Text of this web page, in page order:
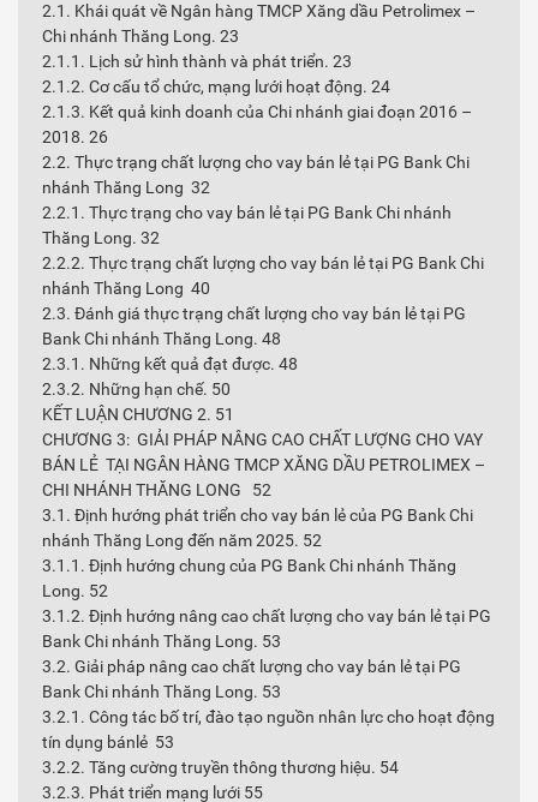
2.1. Khái quát về Ngân hàng TMCP Xăng dầu Petrolimex –
Chi nhánh Thăng Long. 23
2.1.1. Lịch sử hình thành và phát triển. 23
2.1.2. Cơ cấu tổ chức, mạng lưới hoạt động. 24
2.1.3. Kết quả kinh doanh của Chi nhánh giai đoạn 2016 –
2018. 26
2.2. Thực trạng chất lượng cho vay bán lẻ tại PG Bank Chi
nhánh Thăng Long 32
2.2.1. Thực trạng cho vay bán lẻ tại PG Bank Chi nhánh
Thăng Long. 32
2.2.2. Thực trạng chất lượng cho vay bán lẻ tại PG Bank Chi
nhánh Thăng Long 40
2.3. Đánh giá thực trạng chất lượng cho vay bán lẻ tại PG
Bank Chi nhánh Thăng Long. 48
2.3.1. Những kết quả đạt được. 48
2.3.2. Những hạn chế. 50
KẾT LUẬN CHƯƠNG 2. 51
CHƯƠNG 3: GIẢI PHÁP NÂNG CAO CHẤT LƯỢNG CHO VAY
BÁN LẺ TẠI NGÂN HÀNG TMCP XĂNG DẦU PETROLIMEX –
CHI NHÁNH THĂNG LONG 52
3.1. Định hướng phát triển cho vay bán lẻ của PG Bank Chi
nhánh Thăng Long đến năm 2025. 52
3.1.1. Định hướng chung của PG Bank Chi nhánh Thăng
Long. 52
3.1.2. Định hướng nâng cao chất lượng cho vay bán lẻ tại PG
Bank Chi nhánh Thăng Long. 53
3.2. Giải pháp nâng cao chất lượng cho vay bán lẻ tại PG
Bank Chi nhánh Thăng Long. 53
3.2.1. Công tác bố trí, đào tạo nguồn nhân lực cho hoạt động
tín dụng bánlẻ 53
3.2.2. Tăng cường truyền thông thương hiệu. 54
3.2.3. Phát triển mạng lưới 55